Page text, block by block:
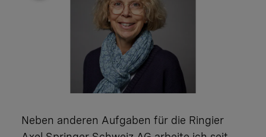
Neben anderen Aufgaben für die Ringier